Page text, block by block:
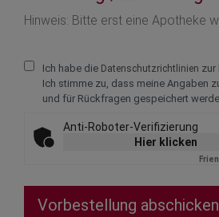
Hinweis: Bitte erst eine Apotheke
Ich habe die Datenschutzrichtlinien zur
Ich stimme zu, dass meine Angaben
und für Rückfragen gespeichert
Anti-Roboter-Verifizierung
Hier klicken
Vorbestellung abschicken